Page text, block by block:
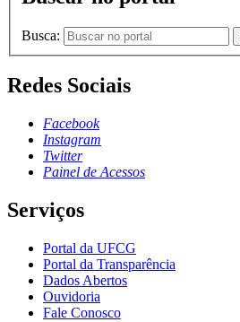
Busca:
Redes Sociais
Facebook
Instagram
Twitter
Painel de Acessos
Serviços
Portal da UFCG
Portal da Transparência
Dados Abertos
Ouvidoria
Fale Conosco